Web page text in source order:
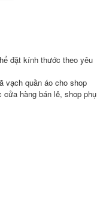
đặt kính thước theo yêu
vạch quần áo cho shop
hàng bán lẻ, shop phụ